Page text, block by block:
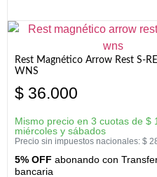
Rest Magnético Arrow Rest S-
WNS
$ 36.000
Mismo precio en 3 cuotas de $
miércoles y sábados
Precio sin impuestos nacionales: $
5% OFF abonando con
bancaria